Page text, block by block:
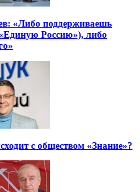
«Либо поддерживаешь
Россию»), либо
с обществом «Знание»?